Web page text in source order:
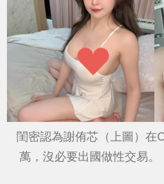
閨密認為謝侑芯（上圖）在
萬，沒必要出國做性交易。